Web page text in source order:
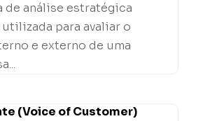
de análise estratégica
para avaliar o
e externo de uma
(Voice of Customer)